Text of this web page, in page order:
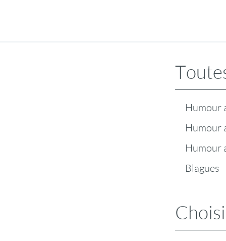
Humour
Humour
Humour
Blagues